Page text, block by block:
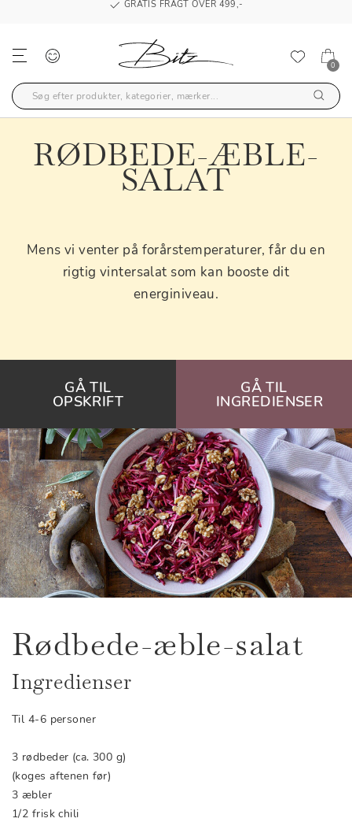
GRATIS FRAGT OVER 499,-
0
RØDBEDE-ÆBLE-
SALAT
Mens vi venter på forårstemperaturer, får du en
rigtig vintersalat som kan booste dit
energiniveau.
GÅ TIL
OPSKRIFT
GÅ TIL
INGREDIENSER
Rødbede-æble-salat
Ingredienser
Til 4-6 personer
3 rødbeder (ca. 300 g)
(koges aftenen før)
3 æbler
1/2 frisk chili